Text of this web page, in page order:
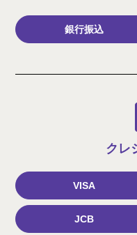
銀行振込
クレ
VISA
JCB